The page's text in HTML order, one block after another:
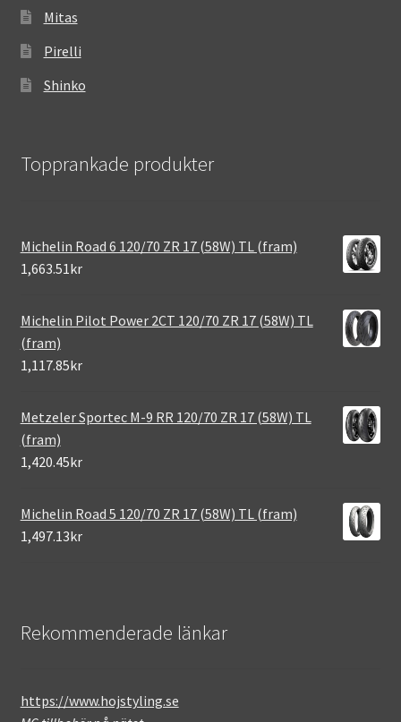
Mitas
Pirelli
Shinko
Topprankade produkter
Michelin Road 6 120/70 ZR 17 (58W) TL (fram)
1,663.51kr
Michelin Pilot Power 2CT 120/70 ZR 17 (58W) TL
(fram)
1,117.85kr
Metzeler Sportec M-9 RR 120/70 ZR 17 (58W) TL
(fram)
1,420.45kr
Michelin Road 5 120/70 ZR 17 (58W) TL (fram)
1,497.13kr
Rekommenderade länkar
https://www.hojstyling.se